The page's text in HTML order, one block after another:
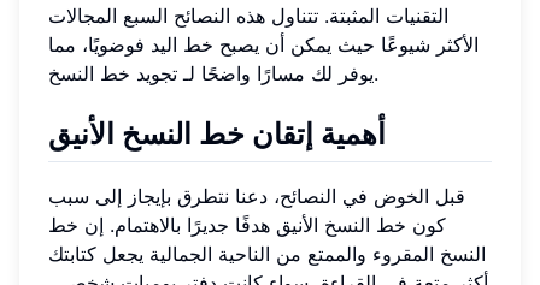
التقنيات المثبتة. تتناول هذه النصائح السبع المجالات
الأكثر شيوعًا حيث يمكن أن يصبح خط اليد فوضويًا، مما
يوفر لك مسارًا واضحًا لـ تجويد خط النسخ.
أهمية إتقان خط النسخ الأنيق
قبل الخوض في النصائح، دعنا نتطرق بإيجاز إلى سبب
كون خط النسخ الأنيق هدفًا جديرًا بالاهتمام. إن خط
النسخ المقروء والممتع من الناحية الجمالية يجعل كتابتك